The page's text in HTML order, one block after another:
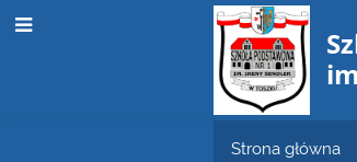
Strona główna